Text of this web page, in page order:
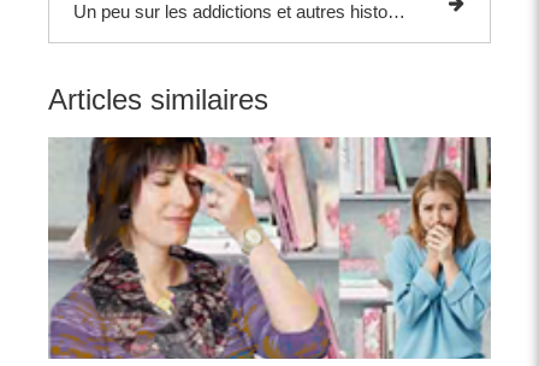
Un peu sur les addictions et autres histoires
Articles similaires